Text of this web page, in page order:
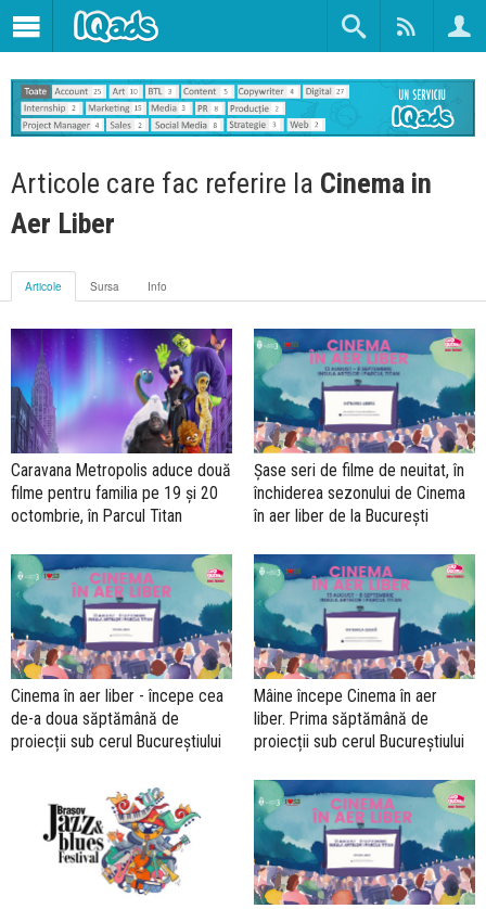
Articole care fac referire la Cinema in
Aer Liber
Articole Sursa Info
Caravana Metropolis aduce două
filme pentru familia pe 19 și 20
octombrie, în Parcul Titan
Șase seri de filme de neuitat, în
închiderea sezonului de Cinema
în aer liber de la București
Cinema în aer liber - începe cea
de-a doua săptămână de
proiecții sub cerul Bucureștiului
Mâine începe Cinema în aer
liber. Prima săptămână de
proiecții sub cerul Bucureștiului